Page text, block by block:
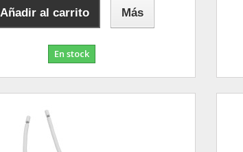
Añadir al carrito Más
En stock